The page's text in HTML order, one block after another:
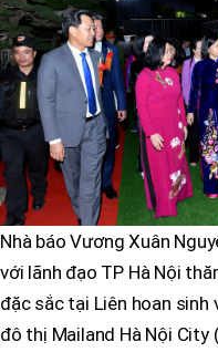
Nhà báo Vương Xuân
với lãnh đạo TP Hà Nội
đặc sắc tại Liên hoan sinh
đô thị Mailand Hà Nội City